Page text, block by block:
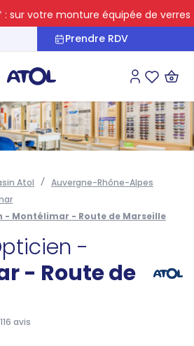
votre monture équipée de verres
Prendre RDV
Connexion
Atol
Auvergne-Rhône-Alpes
- Montélimar - Route de Marseille
-
- Route de
116 avis